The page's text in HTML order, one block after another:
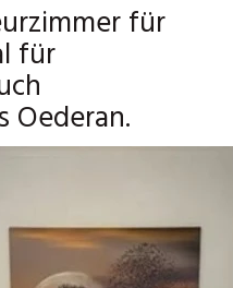
für
für
Oederan.